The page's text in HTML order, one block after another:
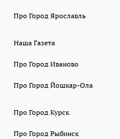
Про Город Ярославль
Наша Газета
Про Город Иваново
Про Город Йошкар-Ола
Про Город Курск
Про Город Рыбинск